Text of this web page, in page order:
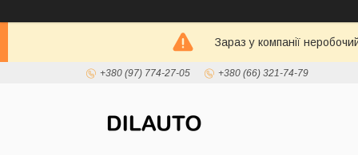
Зараз у компанії
+380 (97) 774-27-05 +380 (66) 321-74-79